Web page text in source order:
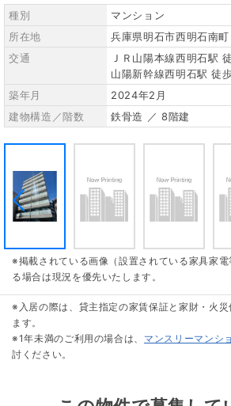
種別
マンション
所在地
兵庫県明石市西明石南
交通
ＪＲ山陽本線西明石駅
山陽新幹線西明石駅 徒
築年月
2024年2月
建物構造／階数
鉄骨造 ／ 8階建
※掲載されている画像（設置されている家具家
る場合は現況を優先いたします。
※入居の際は、貸主指定の家賃保証と家財・火
ます。
※1年未満のご利用の場合は、 マンスリーマンシ
討ください。